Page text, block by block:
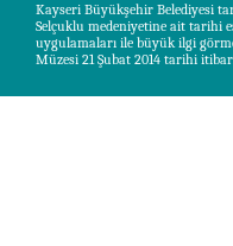
Kayseri Büyükşehir Belediyesi
Selçuklu medeniyetine ait tarihi
uygulamaları ile büyük ilgi
Müzesi 21 Şubat 2014 tarihi